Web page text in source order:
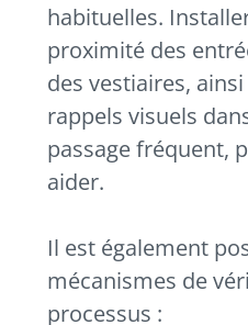
habituelles.
proximité des
des vestiaires,
rappels visuels
passage fréquent,
aider.
Il est également
mécanismes de
processus :